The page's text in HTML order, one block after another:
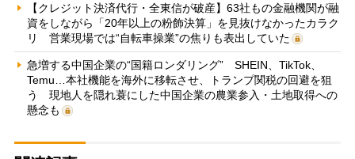
【クレジット決済代行・全東信が破産】63社もの金融機関が融
資をしながら「20年以上の粉飾決算」を見抜けなかったカラク
リ 営業現場では“自転車操業”の焦りも表出していた
急増する中国企業の“国籍ロンダリング” SHEIN、TikTok、
Temu…本社機能を海外に移転させ、トランプ関税の回避を狙
う 現地人を隠れ蓑にした中国企業の農業参入・土地取得への
懸念も